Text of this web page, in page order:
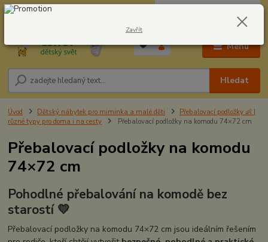
Menu
Hledat
604278943 0,00 Kč
Úvod Dětský nábytek pro miminka a malé děti
Přebalovací podložky 👶 |
různé typy pro doma i na cesty
Přebalovací podložky na komodu 74×72 cm
Přebalovací podložky na komodu
74×72 cm
Pohodlné přebalování na komodě bez
starostí 💛
Přebalovací podložky na komodu 74×72 cm jsou ideálním řešením
Zavřít